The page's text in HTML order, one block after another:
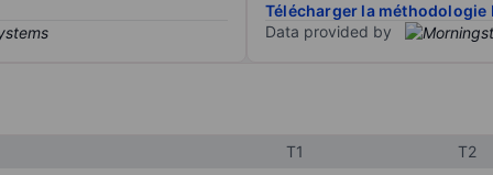
Télécharger la méthodologie
Data provided by
T1 T2